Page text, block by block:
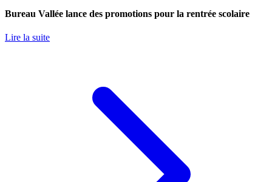
Bureau Vallée lance des promotions pour la rentrée scolaire
Lire la suite